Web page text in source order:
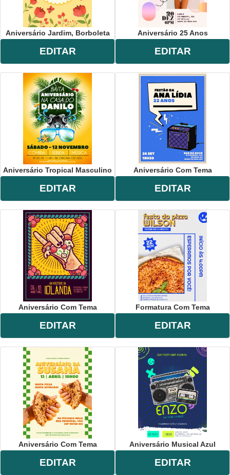
Aniversário Jardim, Borboleta
EDITAR
Aniversário 25 Anos
EDITAR
Aniversário Tropical Masculino
EDITAR
Aniversário Com Tema
EDITAR
Aniversário Com Tema
EDITAR
Formatura Com Tema
EDITAR
Aniversário Com Tema
EDITAR
Aniversário Musical Azul
EDITAR